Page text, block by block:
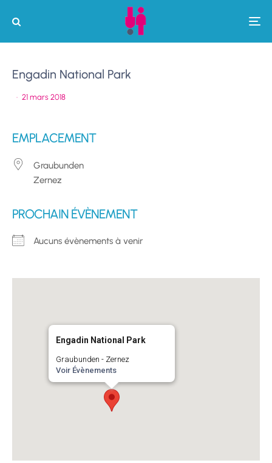
Engadin National Park
· 21 mars 2018
EMPLACEMENT
Graubunden
Zernez
PROCHAIN ÉVÈNEMENT
Aucuns évènements à venir
Engadin National Park
Graubunden - Zernez
Voir Évènements